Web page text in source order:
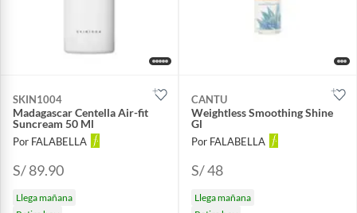
SKIN1004
Madagascar Centella Air-fit
Suncream 50 Ml
Por FALABELLA
S/ 89.90
Llega mañana
CANTU
Weightless Smoothing Shine
Gl
Por FALABELLA
S/ 48
Llega mañana